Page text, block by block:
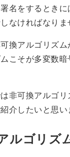
名をするとき
なければなりま
換アルゴリズ
こそが多変数
非可換アルゴ
介したいと思い
ルゴリズ